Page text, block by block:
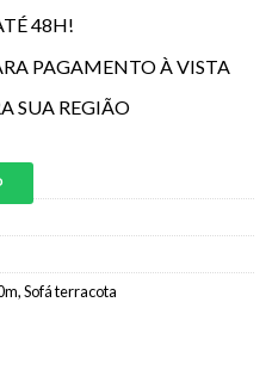
48H!
PAGAMENTO À VISTA
SUA REGIÃO
,Sofá terracota